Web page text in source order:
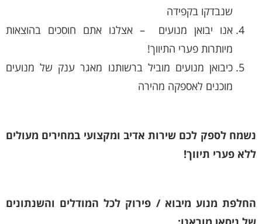
שנבדקו בקפידה
אנו יבואן מנועים – אצלנו אתם חוסכים בהוצאות
מיותרות פערי התיווך!
כיבואן מנועים מוביל ברשותנו מאגר ענק של מנועים
מוכנים לאספקה מהירה
נשמח לספק לכם שירות אדיב ומקצועי במחירים מעולים
ללא פערי תיווך!
החלפת מנוע מיבוא / פירוק לכל המודלים והשנתונים